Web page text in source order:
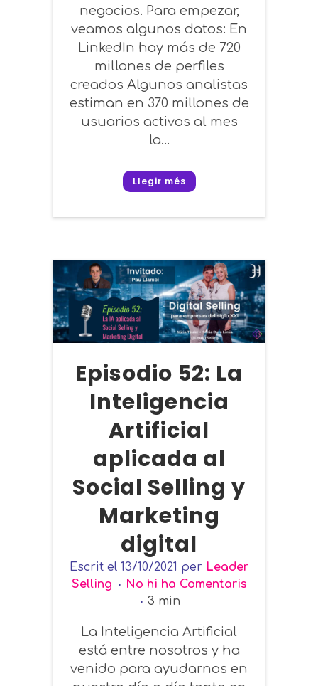
negocios. Para empezar,
veamos algunos datos: En
LinkedIn hay más de 720
millones de perfiles
creados Algunos analistas
estiman en 370 millones de
usuarios activos al mes
la...
Llegir més
Episodio 52: La
Inteligencia
Artificial
aplicada al
Social Selling y
Marketing
digital
Escrit el 13/10/2021 per Leader
Selling
No hi ha Comentaris
3 min
La Inteligencia Artificial
está entre nosotros y ha
venido para ayudarnos en